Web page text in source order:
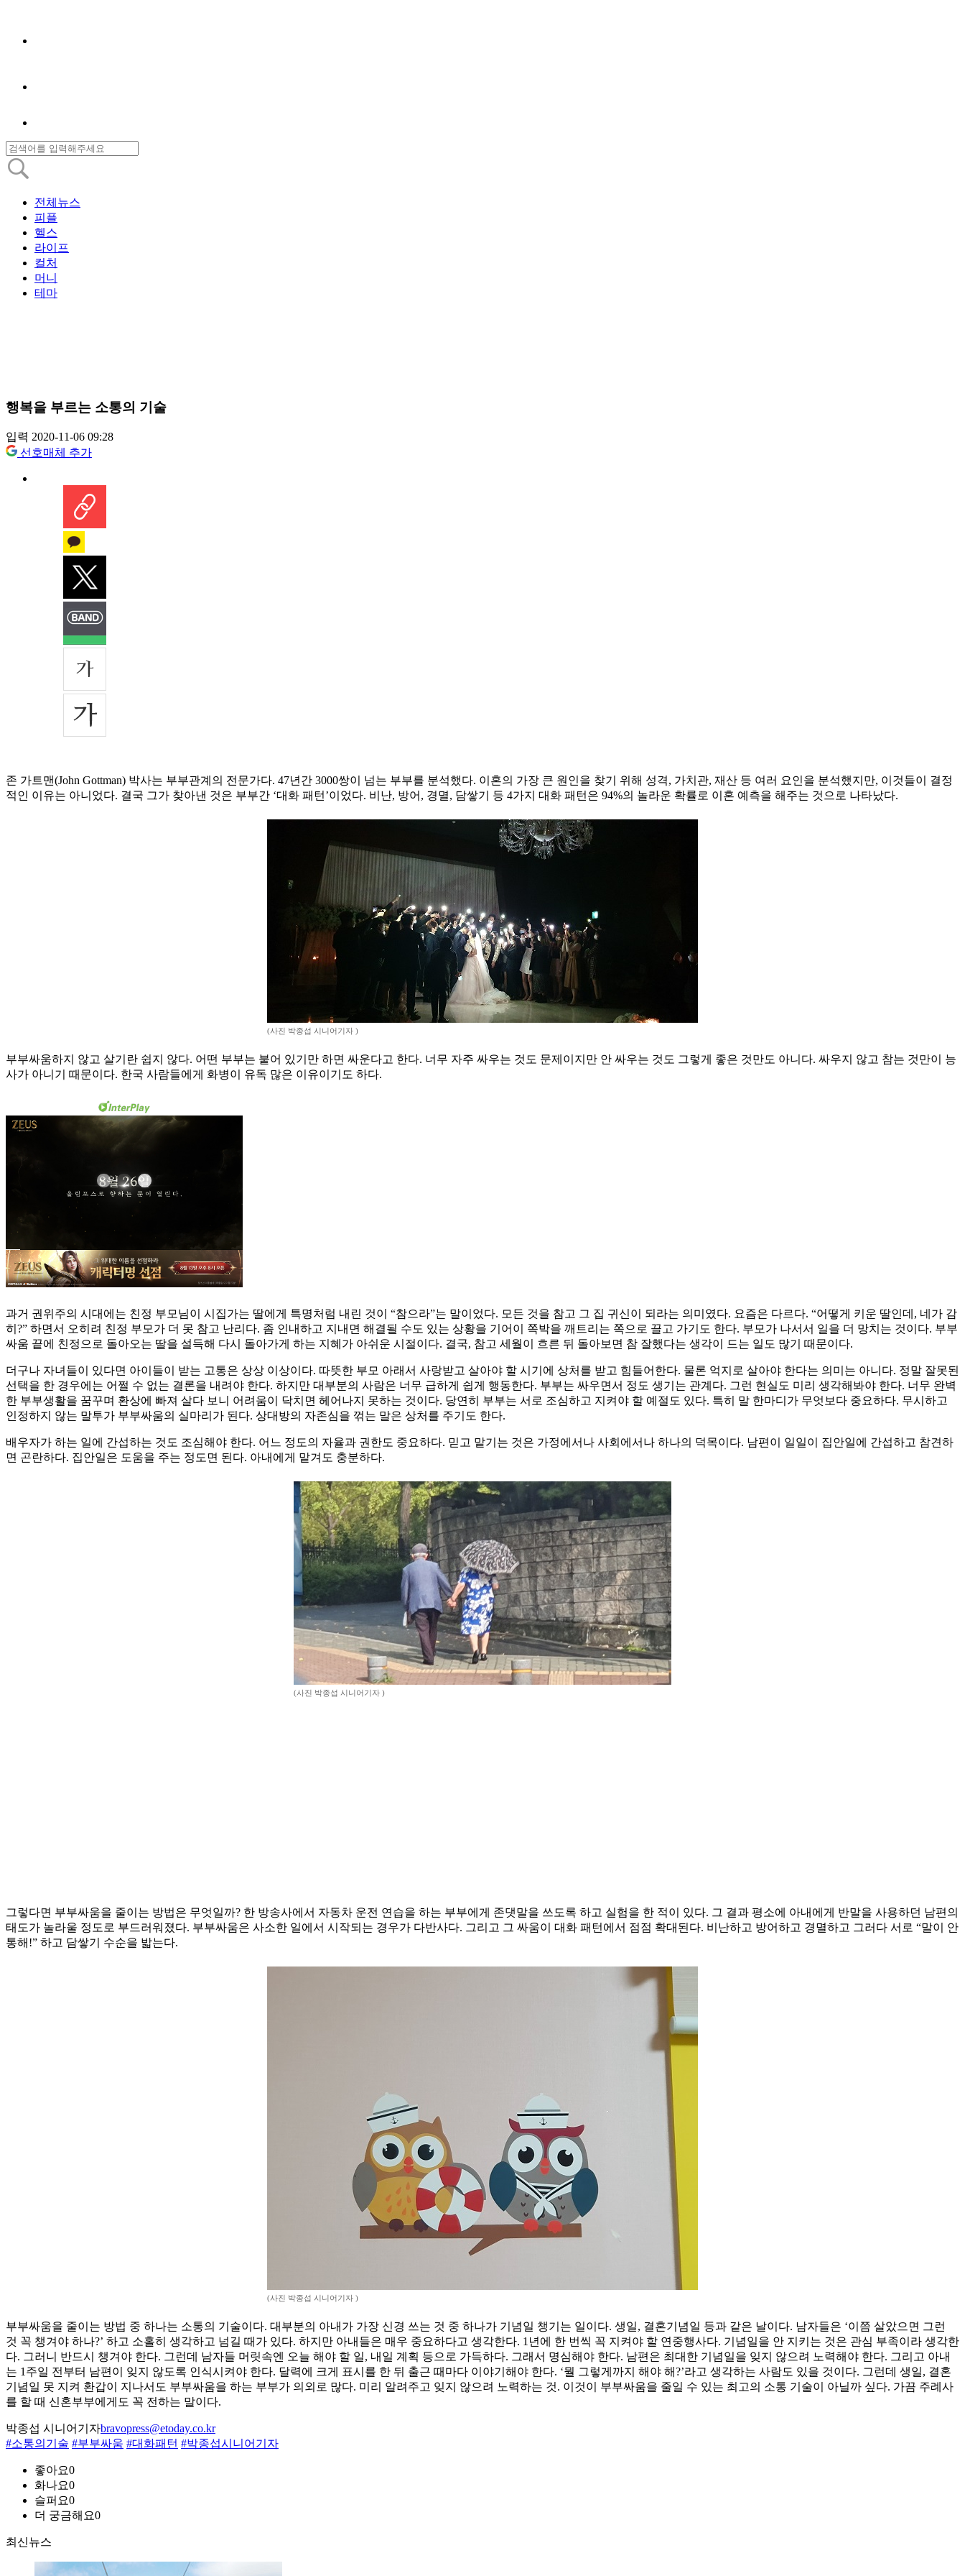
전체뉴스
피플
헬스
라이프
컬처
머니
테마
행복을 부르는 소통의 기술
입력 2020-11-06 09:28
선호매체 추가
존 가트맨(John Gottman) 박사는 부부관계의 전문가다. 47년간 3000쌍이 넘는 부부를 분석했다. 이혼의 가장 큰 원인을 찾기 위해 성격, 가치관, 재산 등 여러 요인을 분석했지만, 이것들이 결정
적인 이유는 아니었다. 결국 그가 찾아낸 것은 부부간 ‘대화 패턴’이었다. 비난, 방어, 경멸, 담쌓기 등 4가지 대화 패턴은 94%의 놀라운 확률로 이혼 예측을 해주는 것으로 나타났다.
(사진 박종섭 시니어기자 )
부부싸움하지 않고 살기란 쉽지 않다. 어떤 부부는 붙어 있기만 하면 싸운다고 한다. 너무 자주 싸우는 것도 문제이지만 안 싸우는 것도 그렇게 좋은 것만도 아니다. 싸우지 않고 참는 것만이 능
사가 아니기 때문이다. 한국 사람들에게 화병이 유독 많은 이유이기도 하다.
과거 권위주의 시대에는 친정 부모님이 시집가는 딸에게 특명처럼 내린 것이 “참으라”는 말이었다. 모든 것을 참고 그 집 귀신이 되라는 의미였다. 요즘은 다르다. “어떻게 키운 딸인데, 네가 감
히?” 하면서 오히려 친정 부모가 더 못 참고 난리다. 좀 인내하고 지내면 해결될 수도 있는 상황을 기어이 쪽박을 깨트리는 쪽으로 끌고 가기도 한다. 부모가 나서서 일을 더 망치는 것이다. 부부
싸움 끝에 친정으로 돌아오는 딸을 설득해 다시 돌아가게 하는 지혜가 아쉬운 시절이다. 결국, 참고 세월이 흐른 뒤 돌아보면 참 잘했다는 생각이 드는 일도 많기 때문이다.
더구나 자녀들이 있다면 아이들이 받는 고통은 상상 이상이다. 따뜻한 부모 아래서 사랑받고 살아야 할 시기에 상처를 받고 힘들어한다. 물론 억지로 살아야 한다는 의미는 아니다. 정말 잘못된
선택을 한 경우에는 어쩔 수 없는 결론을 내려야 한다. 하지만 대부분의 사람은 너무 급하게 쉽게 행동한다. 부부는 싸우면서 정도 생기는 관계다. 그런 현실도 미리 생각해봐야 한다. 너무 완벽
한 부부생활을 꿈꾸며 환상에 빠져 살다 보니 어려움이 닥치면 헤어나지 못하는 것이다. 당연히 부부는 서로 조심하고 지켜야 할 예절도 있다. 특히 말 한마디가 무엇보다 중요하다. 무시하고
인정하지 않는 말투가 부부싸움의 실마리가 된다. 상대방의 자존심을 꺾는 말은 상처를 주기도 한다.
배우자가 하는 일에 간섭하는 것도 조심해야 한다. 어느 정도의 자율과 권한도 중요하다. 믿고 맡기는 것은 가정에서나 사회에서나 하나의 덕목이다. 남편이 일일이 집안일에 간섭하고 참견하
면 곤란하다. 집안일은 도움을 주는 정도면 된다. 아내에게 맡겨도 충분하다.
(사진 박종섭 시니어기자 )
그렇다면 부부싸움을 줄이는 방법은 무엇일까? 한 방송사에서 자동차 운전 연습을 하는 부부에게 존댓말을 쓰도록 하고 실험을 한 적이 있다. 그 결과 평소에 아내에게 반말을 사용하던 남편의
태도가 놀라울 정도로 부드러워졌다. 부부싸움은 사소한 일에서 시작되는 경우가 다반사다. 그리고 그 싸움이 대화 패턴에서 점점 확대된다. 비난하고 방어하고 경멸하고 그러다 서로 “말이 안
통해!” 하고 담쌓기 수순을 밟는다.
(사진 박종섭 시니어기자 )
부부싸움을 줄이는 방법 중 하나는 소통의 기술이다. 대부분의 아내가 가장 신경 쓰는 것 중 하나가 기념일 챙기는 일이다. 생일, 결혼기념일 등과 같은 날이다. 남자들은 ‘이쯤 살았으면 그런
것 꼭 챙겨야 하나?’ 하고 소홀히 생각하고 넘길 때가 있다. 하지만 아내들은 매우 중요하다고 생각한다. 1년에 한 번씩 꼭 지켜야 할 연중행사다. 기념일을 안 지키는 것은 관심 부족이라 생각한
다. 그러니 반드시 챙겨야 한다. 그런데 남자들 머릿속엔 오늘 해야 할 일, 내일 계획 등으로 가득하다. 그래서 명심해야 한다. 남편은 최대한 기념일을 잊지 않으려 노력해야 한다. 그리고 아내
는 1주일 전부터 남편이 잊지 않도록 인식시켜야 한다. 달력에 크게 표시를 한 뒤 출근 때마다 이야기해야 한다. ‘뭘 그렇게까지 해야 해?’라고 생각하는 사람도 있을 것이다. 그런데 생일, 결혼
기념일 못 지켜 환갑이 지나서도 부부싸움을 하는 부부가 의외로 많다. 미리 알려주고 잊지 않으려 노력하는 것. 이것이 부부싸움을 줄일 수 있는 최고의 소통 기술이 아닐까 싶다. 가끔 주례사
를 할 때 신혼부부에게도 꼭 전하는 말이다.
박종섭 시니어기자bravopress@etoday.co.kr
#소통의기술 #부부싸움 #대화패턴 #박종섭시니어기자
좋아요0
화나요0
슬퍼요0
더 궁금해요0
최신뉴스